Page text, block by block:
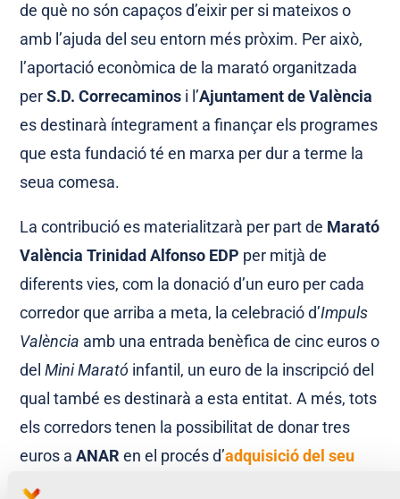
de què no són capaços d’eixir per si mateixos o
amb l’ajuda del seu entorn més pròxim. Per això,
l’aportació econòmica de la marató organitzada
perS.D. Correcaminos i l’Ajuntament de València
es destinarà íntegrament a finançar els programes
que esta fundació té en marxa per dur a terme la
seua comesa.
La contribució es materialitzarà per part de Marató
València Trinidad Alfonso EDP per mitjà de
diferents vies, com la donació d’un euro per cada
corredor que arriba a meta, la celebració d’Impuls
València amb una entrada benèfica de cinc euros o
delMini Marató infantil, un euro de la inscripció del
qual també es destinarà a esta entitat. A més, tots
els corredors tenen la possibilitat de donar tres
euros aANARen el procés d’adquisició del seu
dorsal